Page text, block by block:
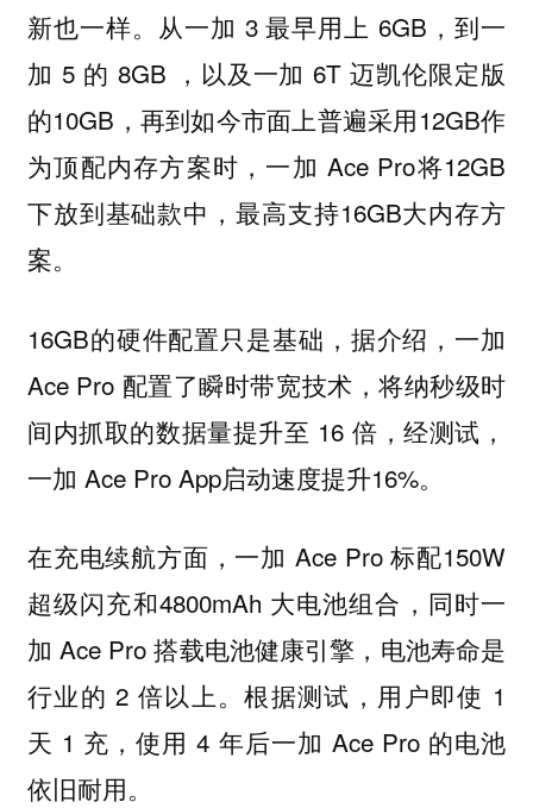
新也一样。从一加 3 最早用上 6GB，到一
加 5 的 8GB ，以及一加 6T 迈凯伦限定版
的10GB，再到如今市面上普遍采用12GB作
为顶配内存方案时，一加 Ace Pro将12GB
下放到基础款中，最高支持16GB大内存方
案。
16GB的硬件配置只是基础，据介绍，一加
Ace Pro 配置了瞬时带宽技术，将纳秒级时
间内抓取的数据量提升至 16 倍，经测试，
一加 Ace Pro App启动速度提升16%。
在充电续航方面，一加 Ace Pro 标配150W
超级闪充和4800mAh 大电池组合，同时一
加 Ace Pro 搭载电池健康引擎，电池寿命是
行业的 2 倍以上。根据测试，用户即使 1
天 1 充，使用 4 年后一加 Ace Pro 的电池
依旧耐用。